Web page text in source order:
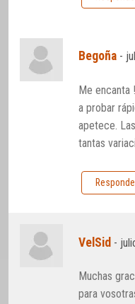
Begoña -
Me encanta
a probar
apetece.
tantas
VelSid -
Muchas
para